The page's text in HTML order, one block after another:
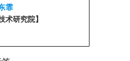
霏
术研究院】